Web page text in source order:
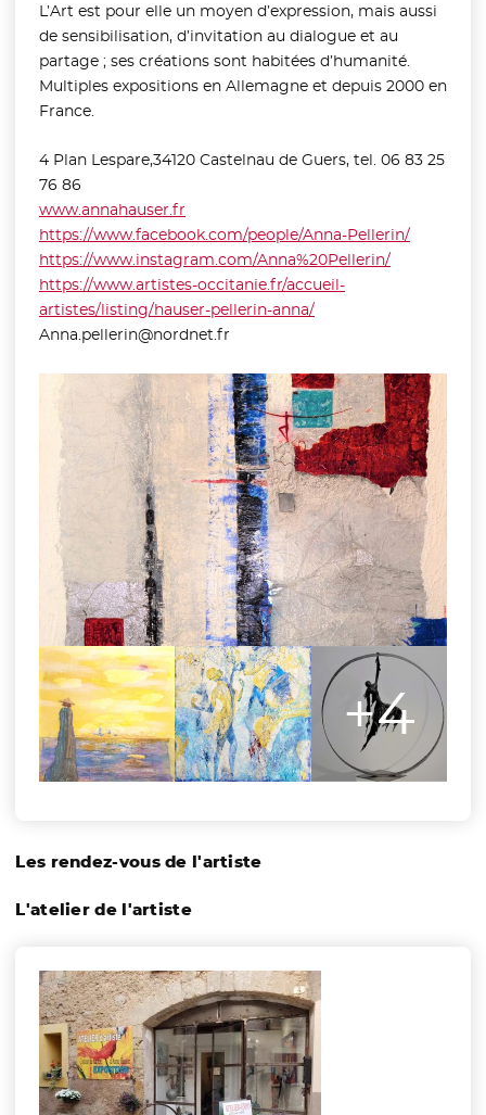
L’Art est pour elle un moyen d’expression, mais aussi
de sensibilisation, d’invitation au dialogue et au
partage ; ses créations sont habitées d’humanité.
Multiples expositions en Allemagne et depuis 2000 en
France.
4 Plan Lespare,34120 Castelnau de Guers, tel. 06 83 25
76 86
www.annahauser.fr
https://www.facebook.com/people/Anna-Pellerin/-
https://www.instagram.com/Anna%20Pellerin/- Nouvelle
https://www.artistes-occitanie.fr/accueil-
artistes/listing/hauser-pellerin-anna/- Nouvelle fenêtre
Anna.pellerin@nordnet.fr
+4
Les rendez-vous de l'artiste
L'atelier de l'artiste